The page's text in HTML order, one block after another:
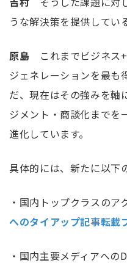
うな解決策を提供してい
原島 これまでビジネス
ジェネレーションを最も
だ、現在はその強みを軸
ジメント・商談化までを
進化しています。
具体的には、新たに以下
・国内トップクラスのア
へのタイアップ記事転載
・国内主要メディアへの